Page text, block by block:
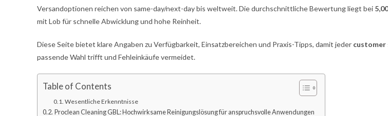
Versandoptionen reichen von same-day/next-day bis weltweit. Die durchschnittliche Bewertung liegt bei
mit Lob für schnelle Abwicklung und hohe Reinheit.
Diese Seite bietet klare Angaben zu Verfügbarkeit, Einsatzbereichen und Praxis-Tipps, damit jeder customer
passende Wahl trifft und Fehleinkäufe vermeidet.
Table of Contents
Wesentliche Erkenntnisse
Proclean Cleaning GBL: Hochwirksame Reinigungslösung für anspruchsvolle Anwendungen